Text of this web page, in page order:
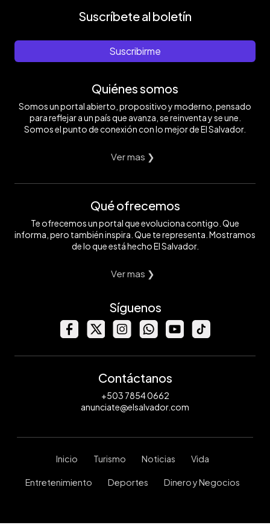
Suscríbete al boletín
Suscribirme
Quiénes somos
Somos un portal abierto, propositivo y moderno, pensado
para reflejar a un país que avanza, se reinventa y se une.
Somos el punto de conexión con lo mejor de El Salvador.
Ver mas ❯
Qué ofrecemos
Te ofrecemos un portal que evoluciona contigo. Que
informa, pero también inspira. Que te representa. Mostramos
de lo que está hecho El Salvador.
Ver mas ❯
Síguenos
Contáctanos
+503 7854 0662
anunciate@elsalvador.com
Inicio Turismo Noticias Vida
Entretenimiento Deportes Dinero y Negocios